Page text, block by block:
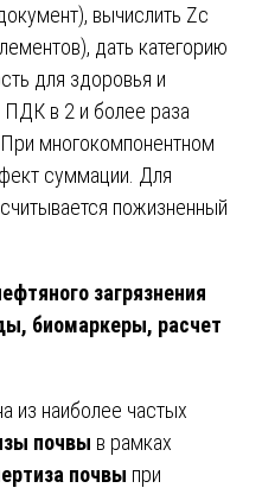
вычислить Zc
дать категорию
для здоровья и
в 2 и более раза
многокомпонентном
суммации. Для
пожизненный
загрязнения
биомаркеры, расчет
из наиболее частых
почвы в рамках
почвы при